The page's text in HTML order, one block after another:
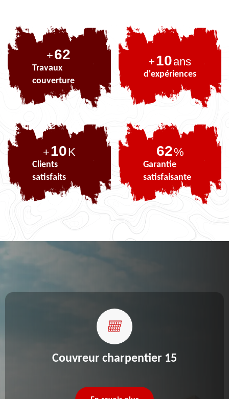
+76
Travaux
couverture
+10ans
d'expériences
+10K
Clients
satisfaits
76%
Garantie
satisfaisante
Couvreur charpentier 15